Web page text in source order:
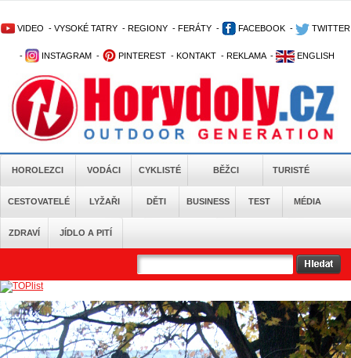
VIDEO - VYSOKÉ TATRY - REGIONY - FERÁTY - FACEBOOK - TWITTER
- INSTAGRAM - PINTEREST - KONTAKT - REKLAMA - ENGLISH
HOROLEZCI VODÁCI CYKLISTÉ BĚŽCI TURISTÉ
CESTOVATELÉ LYŽAŘI DĚTI BUSINESS TEST MÉDIA
ZDRAVÍ JÍDLO A PITÍ